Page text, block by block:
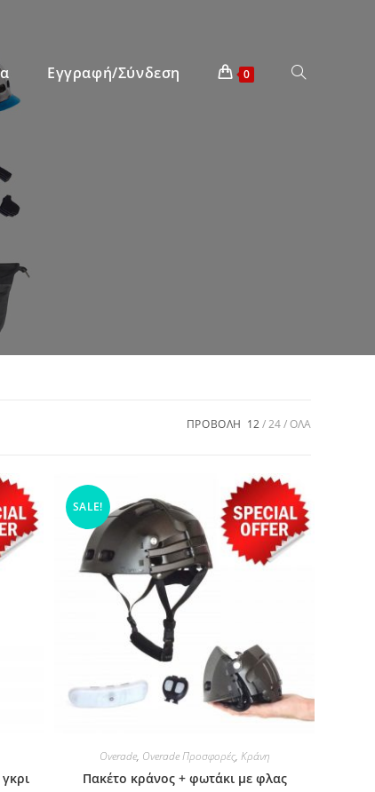
Εγγραφή/Σύνδεση 0
ΠΡΟΒΟΛΗ 12 24 ΟΛΑ
SALE!
Overade, Overade Προσφορές, Κράνη
Πακέτο κράνος + φωτάκι με φλας